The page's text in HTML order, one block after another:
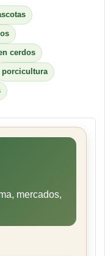
cerdos
porcicultura
mercados,